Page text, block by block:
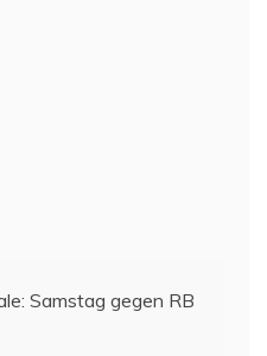
Samstag gegen RB